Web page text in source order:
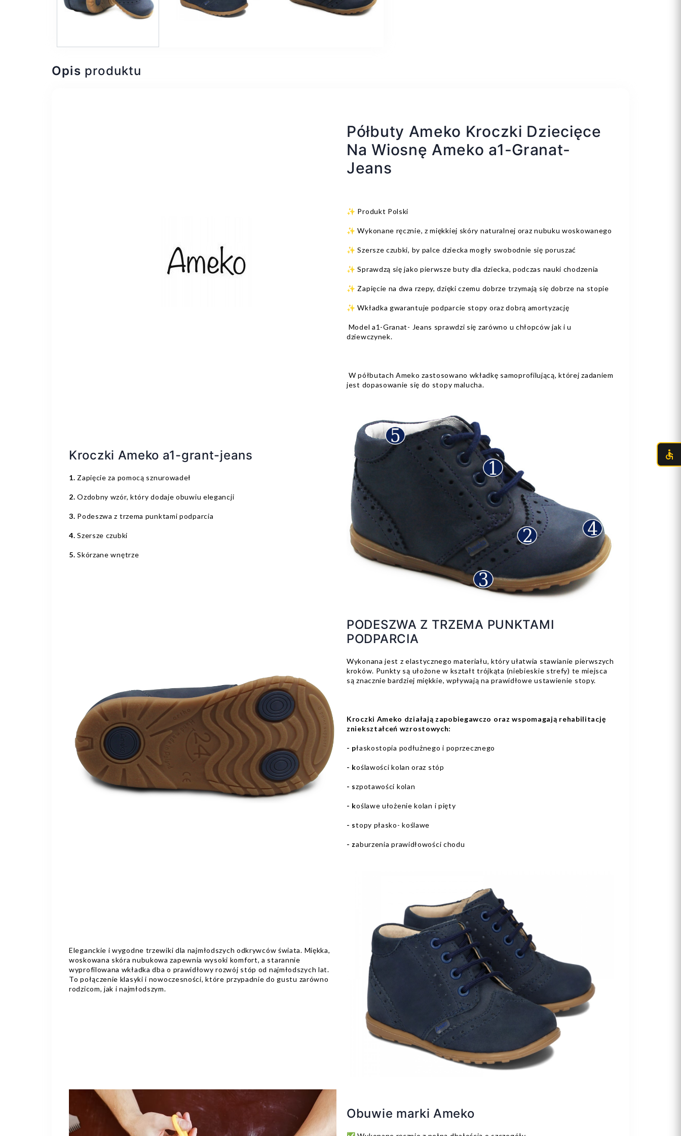
Opis produktu
Półbuty Ameko Kroczki Dziecięce
Na Wiosnę Ameko a1-Granat-
Jeans
✨ Produkt Polski
✨ Wykonane ręcznie, z miękkiej skóry naturalnej oraz nubuku woskowanego
✨ Szersze czubki, by palce dziecka mogły swobodnie się poruszać
✨ Sprawdzą się jako pierwsze buty dla dziecka, podczas nauki chodzenia
✨ Zapięcie na dwa rzepy, dzięki czemu dobrze trzymają się dobrze na stopie
✨ Wkładka gwarantuje podparcie stopy oraz dobrą amortyzację
Model a1-Granat- Jeans sprawdzi się zarówno u chłopców jak i u
dziewczynek.
W półbutach Ameko zastosowano wkładkę samoprofilującą, której zadaniem
jest dopasowanie się do stopy malucha.
Kroczki Ameko a1-grant-jeans
1. Zapięcie za pomocą sznurowadeł
2.Ozdobny wzór, który dodaje obuwiu elegancji
3. Podeszwa z trzema punktami podparcia
4. Szersze czubki
5.Skórzane wnętrze
PODESZWA Z TRZEMA PUNKTAMI
PODPARCIA
Wykonana jest z elastycznego materiału, który ułatwia stawianie pierwszych
kroków. Punkty są ułożone w kształt trójkąta (niebieskie strefy) te miejsca
są znacznie bardziej miękkie, wpływają na prawidłowe ustawienie stopy.
Kroczki Ameko działają zapobiegawczo oraz wspomagają rehabilitację
zniekształceń wzrostowych:
- płaskostopia podłużnego i poprzecznego
- koślawości kolan oraz stóp
- szpotawości kolan
- koślawe ułożenie kolan i pięty
- stopy płasko- koślawe
- zaburzenia prawidłowości chodu
Eleganckie i wygodne trzewiki dla najmłodszych odkrywców świata. Miękka,
woskowana skóra nubukowa zapewnia wysoki komfort, a starannie
wyprofilowana wkładka dba o prawidłowy rozwój stóp od najmłodszych lat.
To połączenie klasyki i nowoczesności, które przypadnie do gustu zarówno
rodzicom, jak i najmłodszym.
Obuwie marki Ameko